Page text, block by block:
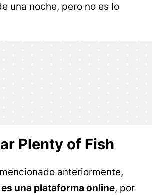
una noche, pero no es lo
Plenty of Fish
anteriormente,
es una plataforma online, por